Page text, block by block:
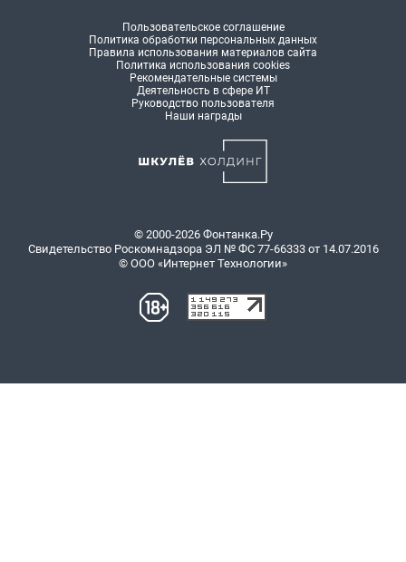
Пользовательское соглашение
Политика обработки персональных данных
Правила использования материалов сайта
Политика использования cookies
Рекомендательные системы
Деятельность в сфере ИТ
Руководство пользователя
Наши награды
© 2000-2026 Фонтанка.Ру
Свидетельство Роскомнадзора ЭЛ № ФС 77-66333 от 14.07.2016
© ООО «Интернет Технологии»